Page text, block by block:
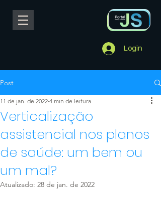
Login
Post
Verticalização
assistencial nos planos
de saúde: um bem ou
um mal?
11 de jan. de 2022 4 min de leitura
Atualizado: 28 de jan. de 2022